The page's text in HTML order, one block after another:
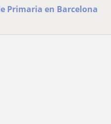
Primaria en Barcelona